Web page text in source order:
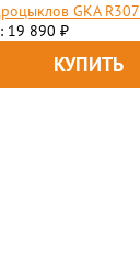
GKA R307
19 890 ₽